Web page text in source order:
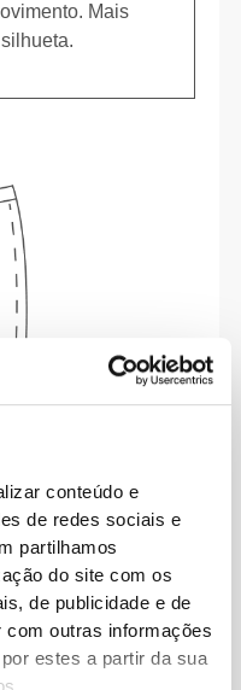
conteúdo e
de redes sociais e
partilhamos
do site com os
de publicidade e de
com outras informações
estes a partir da sua
Mais
de movimento